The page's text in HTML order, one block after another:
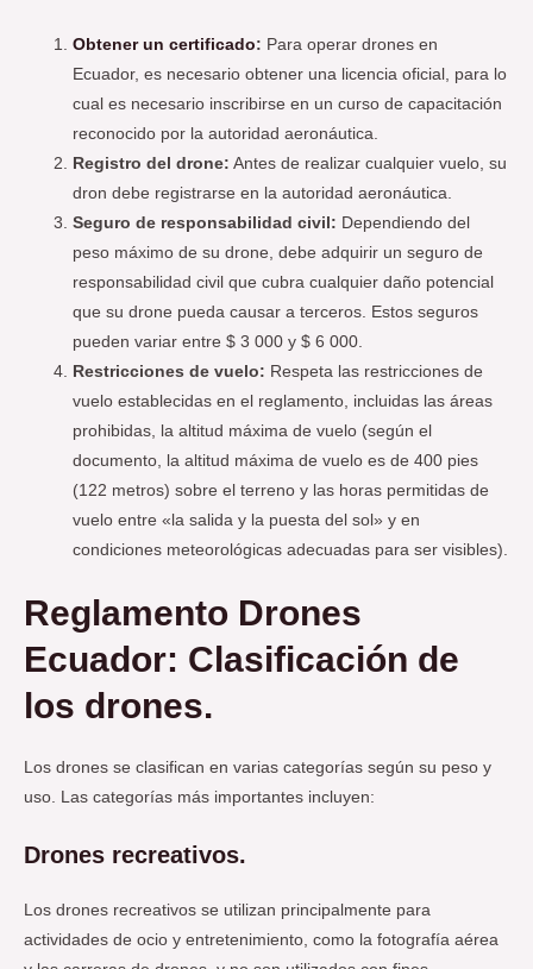
Obtener un certificado: Para operar drones en
Ecuador, es necesario obtener una licencia oficial, para lo
cual es necesario inscribirse en un curso de capacitación
reconocido por la autoridad aeronáutica.
Registro del drone: Antes de realizar cualquier vuelo, su
dron debe registrarse en la autoridad aeronáutica.
Seguro de responsabilidad civil: Dependiendo del
peso máximo de su drone, debe adquirir un seguro de
responsabilidad civil que cubra cualquier daño potencial
que su drone pueda causar a terceros. Estos seguros
pueden variar entre $ 3 000 y $ 6 000.
Restricciones de vuelo: Respeta las restricciones de
vuelo establecidas en el reglamento, incluidas las áreas
prohibidas, la altitud máxima de vuelo (según el
documento, la altitud máxima de vuelo es de 400 pies
(122 metros) sobre el terreno y las horas permitidas de
vuelo entre «la salida y la puesta del sol» y en
condiciones meteorológicas adecuadas para ser visibles).
Reglamento Drones
Ecuador: Clasificación de
los drones.
Los drones se clasifican en varias categorías según su peso y
uso. Las categorías más importantes incluyen:
Drones recreativos.
Los drones recreativos se utilizan principalmente para
actividades de ocio y entretenimiento, como la fotografía aérea